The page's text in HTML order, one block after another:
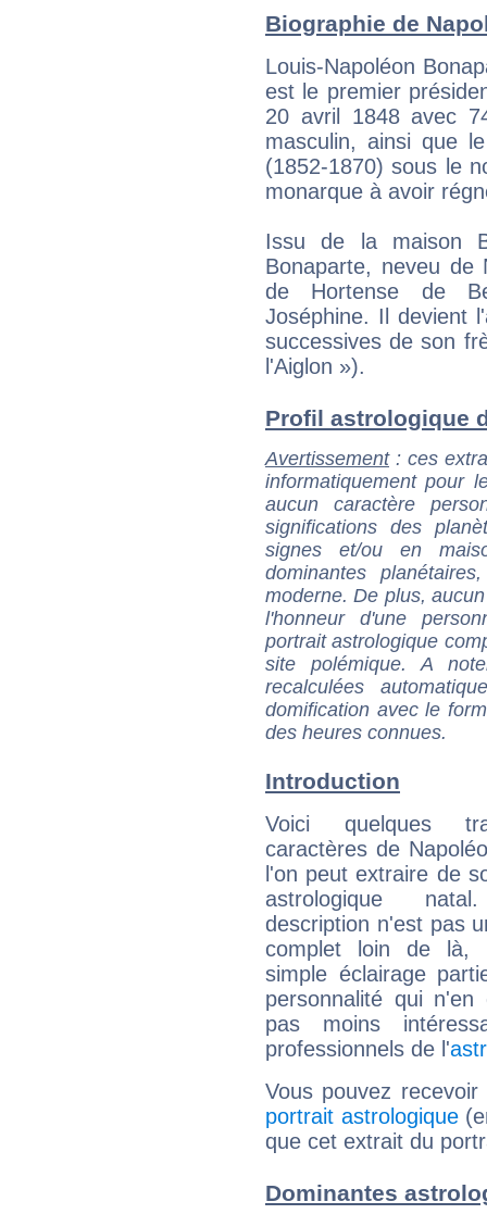
Biographie de
Louis-Napoléon
est le premier
20 avril 1848 avec
masculin, ainsi que
(1852-1870) sous le
monarque à avoir
Issu de la maison
Bonaparte, neveu
de Hortense de
Joséphine. Il devient
successives de son
l'Aiglon »).
Profil astrologique
Avertissement: ces
informatiquement pour
aucun caractère
significations des
signes et/ou en
dominantes
moderne. De plus,
l'honneur d'une
portrait astrologique
site polémique. A
recalculées
domification avec le
des heures connues.
Introduction
Voici quelques
caractères de
l'on peut extraire de
astrologique
description n'est pas
complet loin de là,
simple éclairage
personnalité qui n'en
pas moins
professionnels de l'
Vous pouvez
portrait astrologique
que cet extrait du
Dominantes